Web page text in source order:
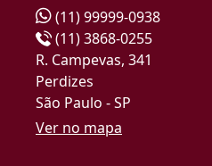
(11) 99999-0938
(11) 3868-0255
R. Campevas, 341
Perdizes
São Paulo - SP
Ver no mapa